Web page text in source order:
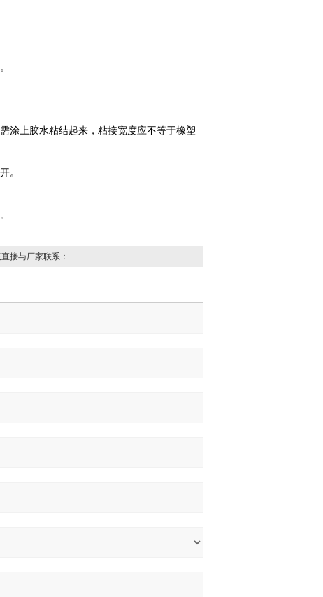
上胶水粘结起来，粘接宽度应不等于橡塑
。
接与厂家联系：